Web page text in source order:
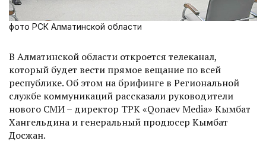
фото РСК Алматинской области
В Алматинской области откроется телеканал,
который будет вести прямое вещание по всей
республике. Об этом на брифинге в Региональной
службе коммуникаций рассказали руководители
нового СМИ – директор ТРК «Qonaev Media» Кымбат
Хангельдина и генеральный продюсер Кымбат
Досжан.